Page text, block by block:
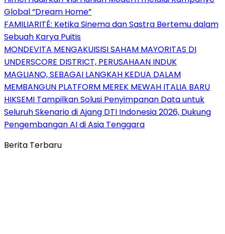
Global “Dream Home”
FAMILIARITÉ: Ketika Sinema dan Sastra Bertemu dalam
Sebuah Karya Puitis
MONDEVITA MENGAKUISISI SAHAM MAYORITAS DI
UNDERSCORE DISTRICT, PERUSAHAAN INDUK
MAGLIANO, SEBAGAI LANGKAH KEDUA DALAM
MEMBANGUN PLATFORM MEREK MEWAH ITALIA BARU
HIKSEMI Tampilkan Solusi Penyimpanan Data untuk
Seluruh Skenario di Ajang DTI Indonesia 2026, Dukung
Pengembangan AI di Asia Tenggara
Berita Terbaru